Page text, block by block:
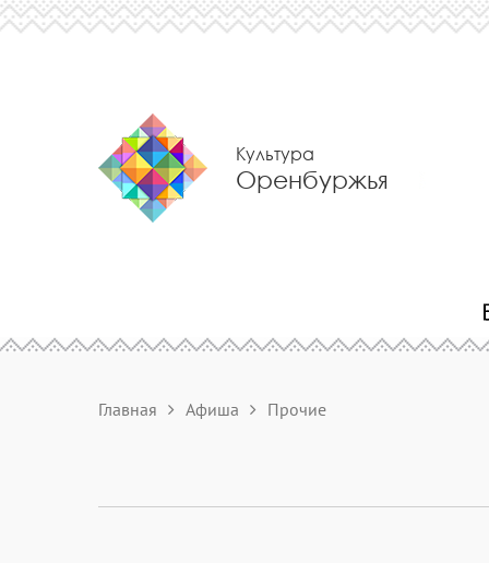
Культура
Оренбуржья
Главная Афиша Прочие